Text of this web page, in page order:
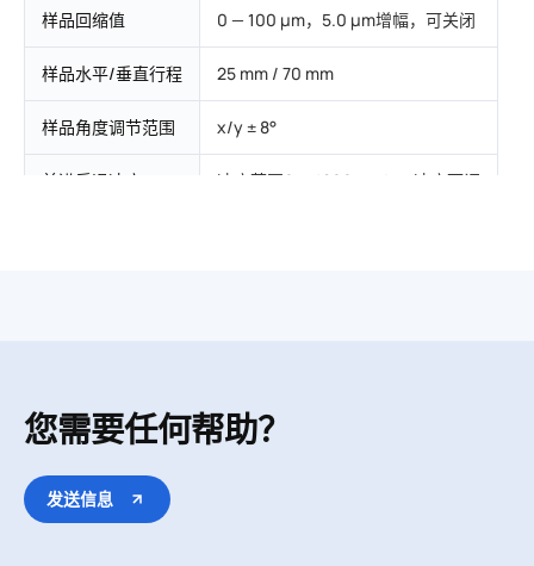
样品回缩值 0 — 100 μm，5.0 μm增幅，可关闭
样品水平/垂直行程 25 mm / 70 mm
样品角度调节范围 x/y ± 8°
前进后退速度 速度范围0 — 1800 μm/s，速度可调
您需要任何帮助？
发送信息